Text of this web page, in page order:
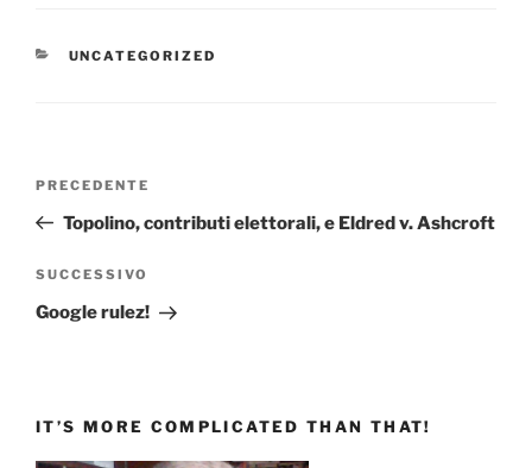
CATEGORIE
UNCATEGORIZED
Articolo
precedente:
PRECEDENTE
Topolino, contributi elettorali, e Eldred v. Ashcroft
Articolo
successivo
SUCCESSIVO
Google rulez!
IT’S MORE COMPLICATED THAN THAT!